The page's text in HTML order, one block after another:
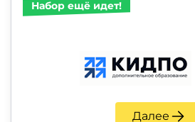
Набор ещё идет!
Далее